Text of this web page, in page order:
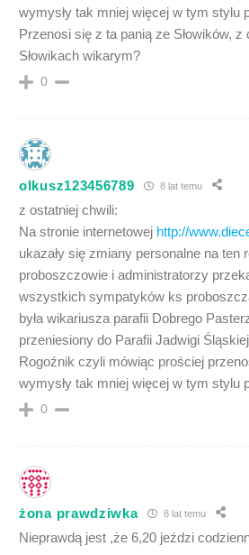
wymysły tak mniej więcej w tym stylu
Przenosi się z ta panią ze Słowików, z
Słowikach wikarym?
0
olkusz123456789 8 lat temu
z ostatniej chwili:
Na stronie internetowej http://
ukazały się zmiany personalne na ten
proboszczowie i administratorzy
wszystkich sympatyków ks
była wikariusza parafii Dobrego
przeniesiony do Parafii Jadwigi
Rogoźnik czyli mówiąc prościej
wymysły tak mniej więcej w tym stylu
0
żona prawdziwka 8 lat temu
Nieprawdą jest ,że 6,20 jeździ